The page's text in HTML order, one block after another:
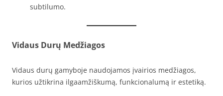
subtilumo.
Vidaus Durų Medžiagos
Vidaus durų gamyboje naudojamos įvairios medžiagos,
kurios užtikrina ilgaamžiškumą, funkcionalumą ir estetiką.